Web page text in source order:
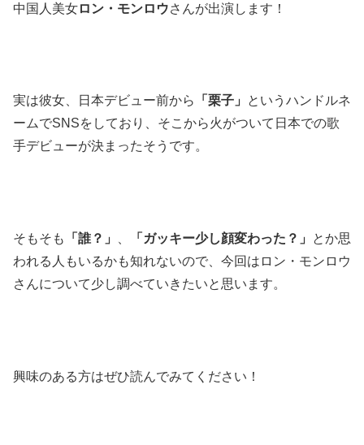
中国人美女ロン・モンロウさんが出演します！
実は彼女、日本デビュー前から 「栗子」
というハンドルネ
ームでSNSをしており、そこから火がついて日本での歌
手デビューが決まったそうです。
そもそも 「誰？」 「ガッキー少し顔変わった？」
とか思
われる人もいるかも知れないので、今回はロン・モンロウ
さんについて少し調べていきたいと思います。
興味のある方はぜひ読んでみてください！